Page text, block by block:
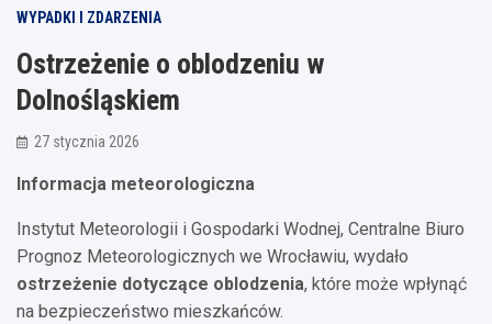
WYPADKI I ZDARZENIA
Ostrzeżenie o oblodzeniu w
Dolnośląskiem
27 stycznia 2026
Informacja meteorologiczna
Instytut Meteorologii i Gospodarki Wodnej, Centralne Biuro
Prognoz Meteorologicznych we Wrocławiu, wydało
ostrzeżenie dotyczące oblodzenia, które może wpłynąć
na bezpieczeństwo mieszkańców.